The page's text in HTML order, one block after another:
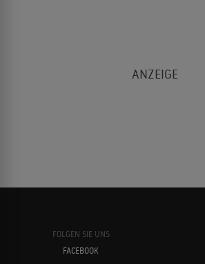
FOLGEN SIE UNS
FACEBOOK